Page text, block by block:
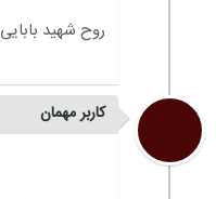
کاربر مهمان